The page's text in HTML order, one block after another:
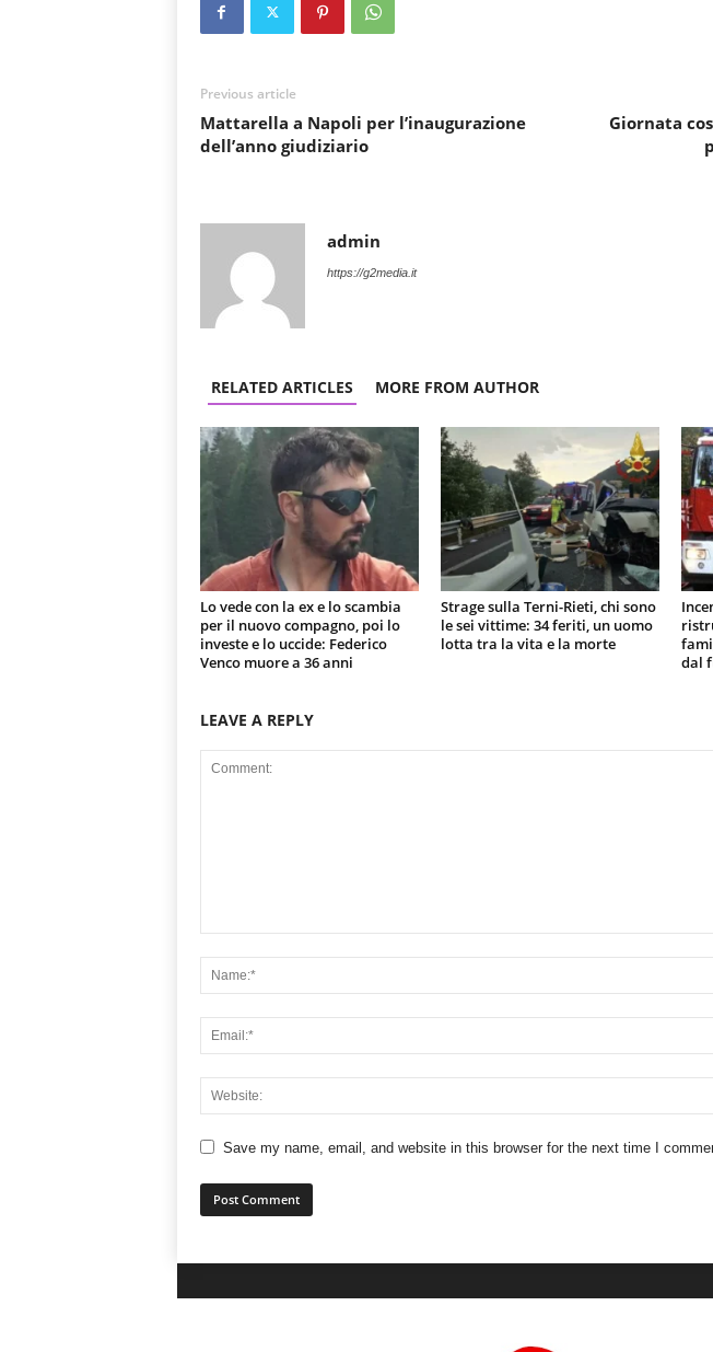
Previous article
Mattarella a Napoli per l’inaugurazione
dell’anno giudiziario
Giornata
admin
https://g2media.it
RELATED ARTICLES MORE FROM AUTHOR
Lo vede con la ex e lo scambia
per il nuovo compagno, poi lo
investe e lo uccide: Federico
Venco muore a 36 anni
Strage sulla Terni-Rieti, chi sono
le sei vittime: 34 feriti, un uomo
lotta tra la vita e la morte
dal
LEAVE A REPLY
Save my name, email, and website in this browser for the next time I